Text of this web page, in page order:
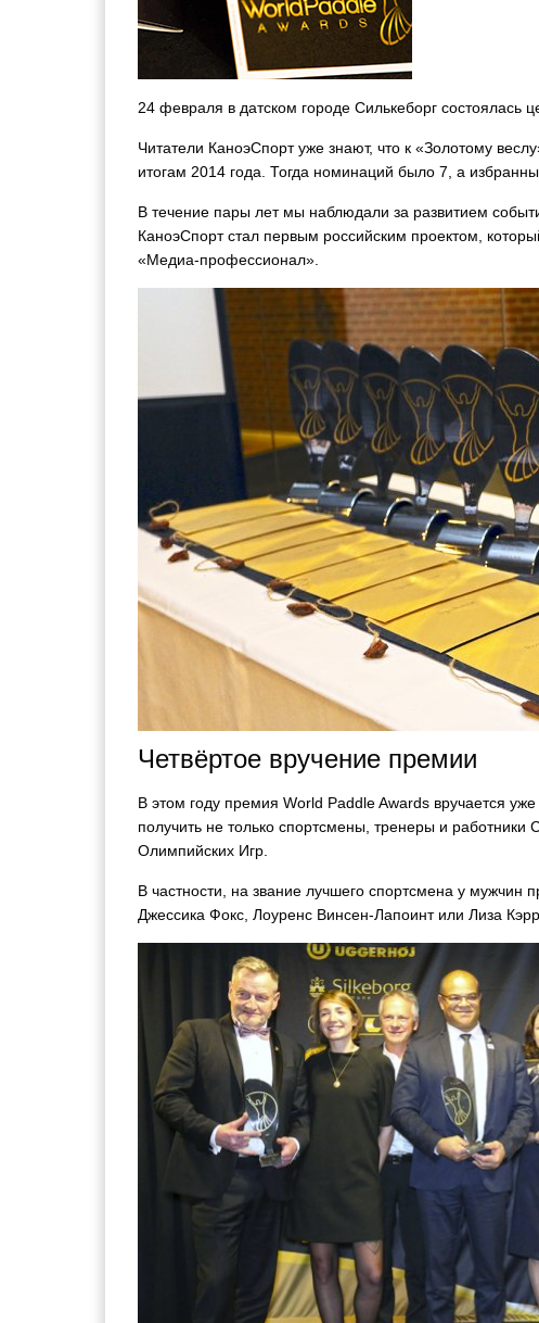
24 февраля в датском городе Силькеборг состоялась
Читатели КаноэСпорт уже знают, что к «Золотому
итогам 2014 года. Тогда номинаций было 7, а
В течение пары лет мы наблюдали за развитием
КаноэСпорт стал первым российским проектом,
«Медиа-профессионал».
Четвёртое вручение премии
В этом году премия World Paddle Awards вручается
получить не только спортсмены, тренеры и
Олимпийских Игр.
В частности, на звание лучшего спортсмена у
Джессика Фокс, Лоуренс Винсен-Лапоинт или Лиза